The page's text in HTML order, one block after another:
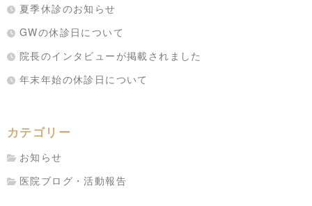
夏季休診のお知らせ
GWの休診日について
院長のインタビューが掲載されました
年末年始の休診日について
カテゴリー
お知らせ
医院ブログ・活動報告